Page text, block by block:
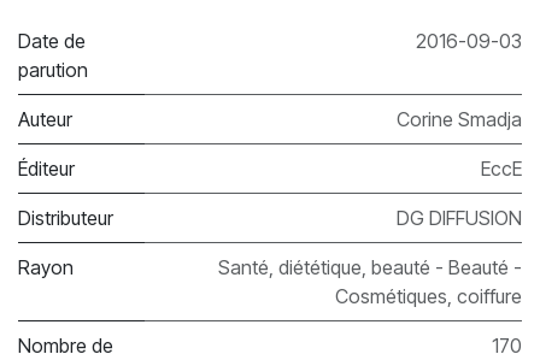
Date de
parution
2016-09-03
Auteur Corine Smadja
Éditeur EccE
Distributeur DG DIFFUSION
Rayon
Santé, diététique, beauté - Beauté -
Cosmétiques, coiffure
Nombre de
170